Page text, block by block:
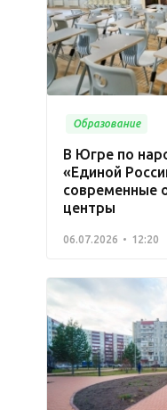
Образование
В Югре по
«Единой
современные
центры
06.07.2026 12:20